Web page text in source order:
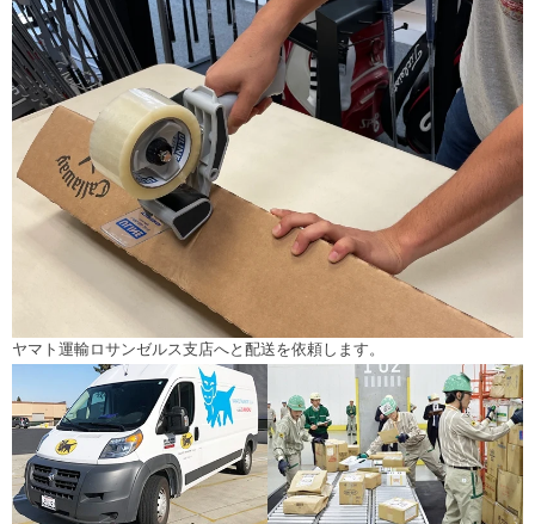
ヤマト運輸ロサンゼルス支店へと配送を依頼します。